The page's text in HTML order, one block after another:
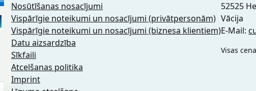
Nosūtīšanas nosacījumi
Vispārīgie noteikumi un nosacījumi (privātpersonām)
Vispārīgie noteikumi un nosacījumi (biznesa klientiem)
Datu aizsardzība
Sīkfaili
Atcelšanas politika
Imprint
52525
Vācija
E-Mail:
Visas